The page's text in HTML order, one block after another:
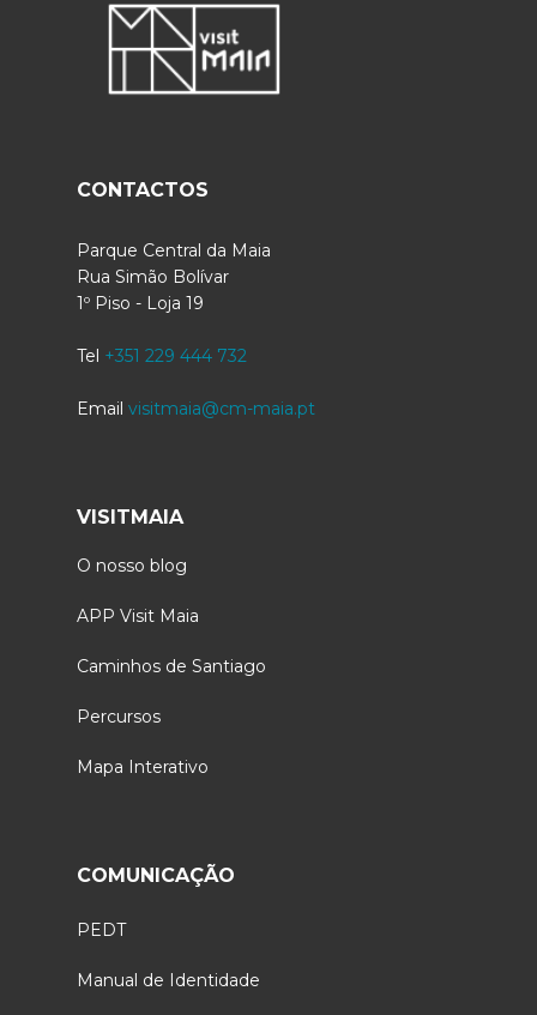
CONTACTOS
Parque Central da Maia
Rua Simão Bolívar
1º Piso - Loja 19
Tel +351 229 444 732
Email visitmaia@cm-maia.pt
VISITMAIA
O nosso blog
APP Visit Maia
Caminhos de Santiago
Percursos
Mapa Interativo
COMUNICAÇÃO
PEDT
Manual de Identidade